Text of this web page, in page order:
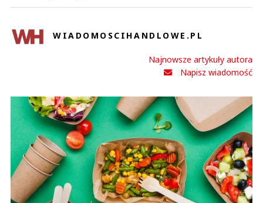
WIADOMOSCIHANDLOWE.PL
Najnowsze artykuły autora
Napisz wiadomość